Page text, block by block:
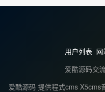
用户列表 网
爱酷源码交
爱酷源码 提供程式cms